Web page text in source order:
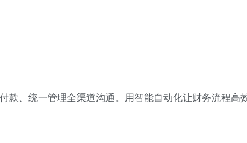
款、统一管理全渠道沟通。用智能自动化让财务流程高